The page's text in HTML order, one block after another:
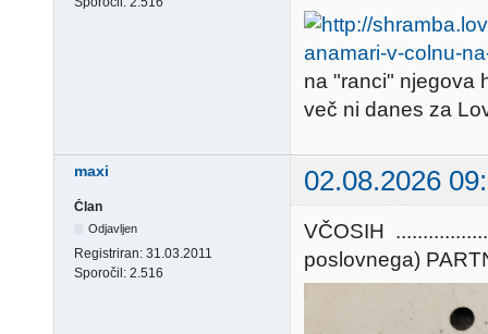
na "ranci" njegova
več ni danes za
maxi 02.08.2026
Član
Odjavljen
Registriran: 31.03.2011
Sporočil: 2.516
VČOSIH
poslovnega)